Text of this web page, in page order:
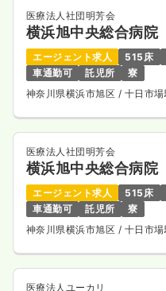
医療法人社団明芳会
横浜旭中央総合病院
エージェント求人 515床
車通勤可
託児所
寮
神奈川県横浜市旭区 / 十日市場
医療法人社団明芳会
横浜旭中央総合病院
エージェント求人 515床
車通勤可
託児所
寮
神奈川県横浜市旭区 / 十日市場
医療法人ユーカリ